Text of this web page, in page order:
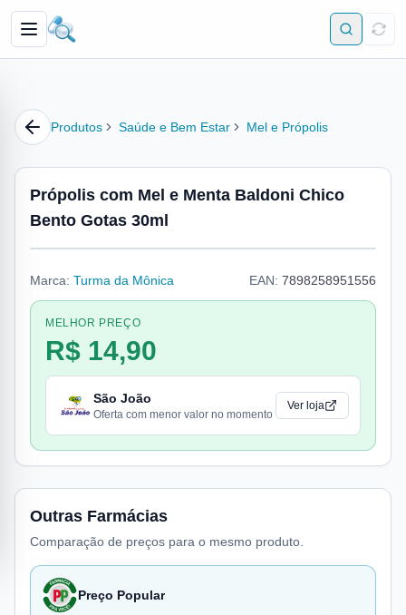
Produtos Saúde e Bem Estar Mel e Própolis
Própolis com Mel e Menta Baldoni Chico
Bento Gotas 30ml
Marca: Turma da Mônica EAN: 7898258951556
MELHOR PREÇO
R$ 14,90
São João
Oferta com menor valor no momento
Ver loja
Outras Farmácias
Comparação de preços para o mesmo produto.
Preço Popular